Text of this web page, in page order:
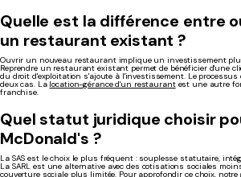
Quelle est la différence entre
un restaurant existant ?
Ouvrir un nouveau restaurant implique un investissement
Reprendre un restaurant existant permet de bénéficier d'une
du droit d'exploitation s'ajoute à l'investissement. Le
deux cas. La location-gérance d'un restaurantest une autre
franchise.
Quel statut juridique choisir
McDonald's ?
La SAS est le choix le plus fréquent : souplesse statutaire,
La SARL est une alternative avec des cotisations sociales
couverture sociale plus limitée. Pour approfondir ce choix,